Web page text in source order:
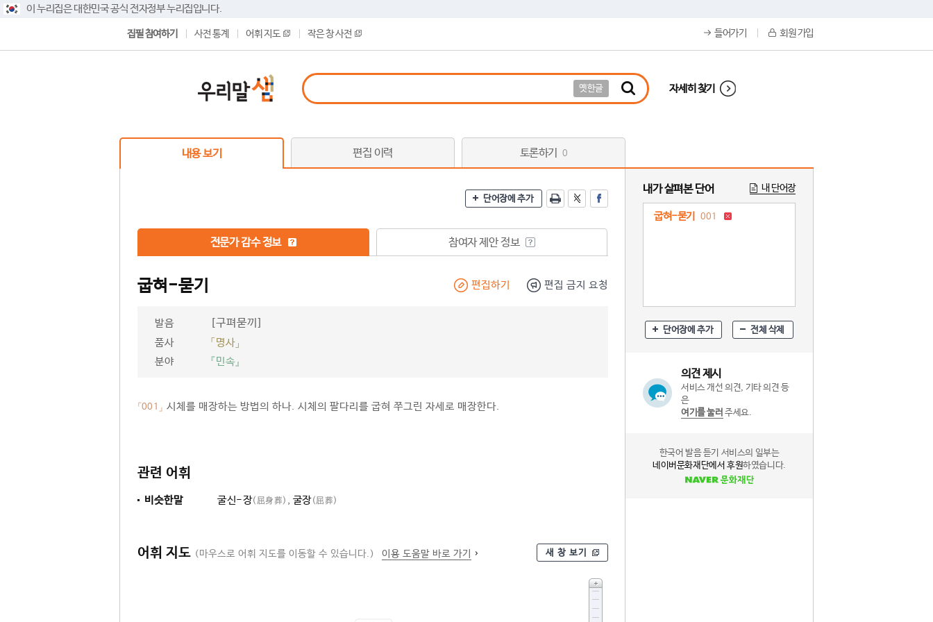
이 누리집은 대한민국 공식 전자정부 누리집입니다.
집필 참여하기 사전 통계 어휘 지도 작은 창 사전 들어가기 회원 가입
옛한글 자세히 찾기
내용 보기 편집 이력 토론하기 0
단어장에 추가
전문가 감수 정보 참여자 제안 정보
굽혀-묻기 편집하기 편집 금지 요청
발음 [구펴묻끼]
품사
「명사」
분야
『민속』
「001」 시체를 매장하는 방법의 하나. 시체의 팔다리를 굽혀 쭈그린 자세로 매장한다.
관련 어휘
비슷한말 굴신-장(屈身葬) , 굴장(屈葬)
어휘 지도 (마우스로 어휘 지도를 이동할 수 있습니다.) 이용 도움말 바로 가기 새 창 보기
내가 살펴본 단어 내 단어장
굽혀-묻기 001
단어장에 추가 전체 삭제
의견 제시
서비스 개선 의견, 기타 의견 등
은
여기를 눌러 주세요.
한국어 발음 듣기 서비스의 일부는
네이버문화재단에서 후원하였습니다.